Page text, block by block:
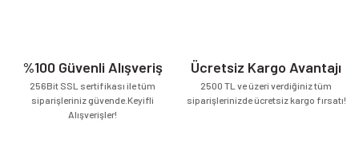
%100 Güvenli Alışveriş
256Bit SSL sertifikası ile tüm
siparişleriniz güvende.Keyifli
Alışverişler!
Ücretsiz Kargo Avantajı
2500 TL ve üzeri verdiğiniz tüm
siparişlerinizde ücretsiz kargo fırsatı!